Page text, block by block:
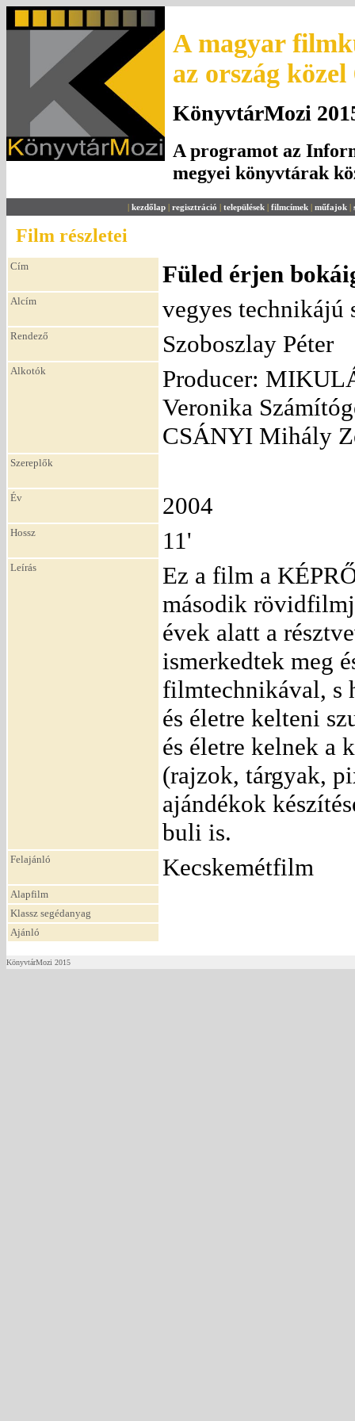
A magyar
az ország
KönyvtárMozi
A programot az
megyei könyvtárak
| kezdőlap | regisztráció | települések | filmcímek | műfajok |
Film részletei
Cím Füled érjen
Alcím vegyes technikájú
Rendező Szoboszlay Péter
Alkotók
Producer:
Veronika
CSÁNYI Mihály
Szereplők
Év 2004
Hossz 11'
Leírás
Ez a film a
második
évek alatt a
ismerkedtek meg
filmtechnikával, s
és életre kelteni
és életre kelnek a
(rajzok, tárgyak,
ajándékok
buli is.
Felajánló Kecskemétfilm
Alapfilm
Klassz segédanyag
Ajánló
KönyvtárMozi 2015